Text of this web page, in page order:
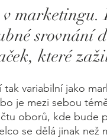
marketingu.
srovnání
které
variabilní jako
je mezi sebou
oborů, kde bude
se dělá jinak než